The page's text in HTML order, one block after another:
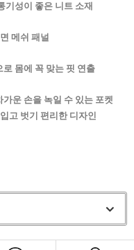
기성이 좋은 니트 소재
메쉬 패널
몸에 꼭 맞는 핏 연출
운 손을 녹일 수 있는 포켓
고 벗기 편리한 디자인